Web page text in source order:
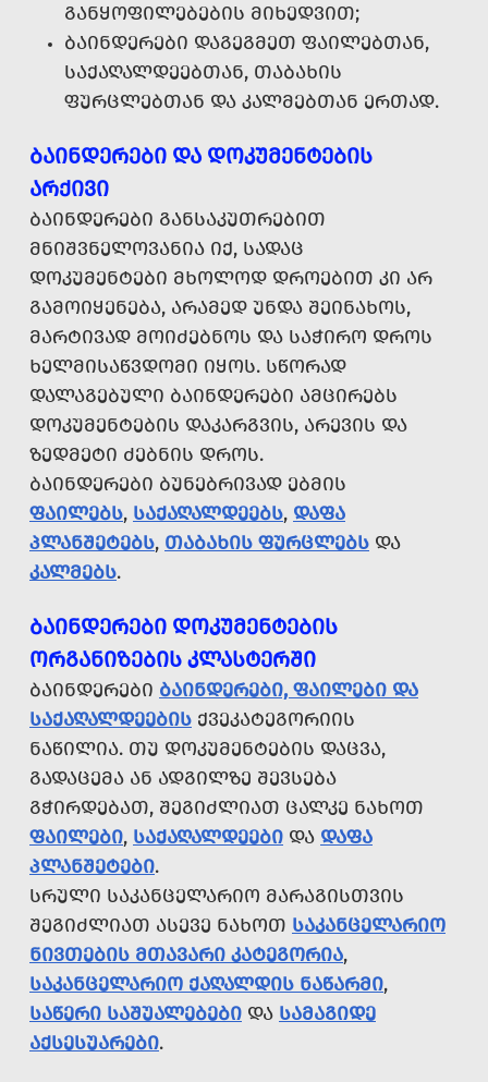
ᲒᲐᲜᲧᲝᲤᲘᲚᲔᲑᲔᲑᲘᲡ ᲛᲘᲮᲔᲓᲕᲘᲗ;
ᲑᲐᲘᲜᲓᲔᲠᲔᲑᲘ ᲓᲐᲒᲔᲒᲛᲔᲗ ᲤᲐᲘᲚᲔᲑᲗᲐᲜ,
ᲡᲐᲥᲐᲦᲐᲚᲓᲔᲔᲑᲗᲐᲜ, ᲗᲐᲑᲐᲮᲘᲡ
ᲤᲣᲠᲪᲚᲔᲑᲗᲐᲜ ᲓᲐ ᲙᲐᲚᲛᲔᲑᲗᲐᲜ ᲔᲠᲗᲐᲓ.
ᲑᲐᲘᲜᲓᲔᲠᲔᲑᲘ ᲓᲐ ᲓᲝᲙᲣᲛᲔᲜᲢᲔᲑᲘᲡ
ᲐᲠᲥᲘᲕᲘ
ᲑᲐᲘᲜᲓᲔᲠᲔᲑᲘ ᲒᲐᲜᲡᲐᲙᲣᲗᲠᲔᲑᲘᲗ
ᲛᲜᲘᲨᲕᲜᲔᲚᲝᲕᲐᲜᲘᲐ ᲘᲥ, ᲡᲐᲓᲐᲪ
ᲓᲝᲙᲣᲛᲔᲜᲢᲔᲑᲘ ᲛᲮᲝᲚᲝᲓ ᲓᲠᲝᲔᲑᲘᲗ ᲙᲘ ᲐᲠ
ᲒᲐᲛᲝᲘᲧᲔᲜᲔᲑᲐ, ᲐᲠᲐᲛᲔᲓ ᲣᲜᲓᲐ ᲨᲔᲘᲜᲐᲮᲝᲡ,
ᲛᲐᲠᲢᲘᲕᲐᲓ ᲛᲝᲘᲫᲔᲑᲜᲝᲡ ᲓᲐ ᲡᲐᲭᲘᲠᲝ ᲓᲠᲝᲡ
ᲮᲔᲚᲛᲘᲡᲐᲬᲕᲓᲝᲛᲘ ᲘᲧᲝᲡ. ᲡᲬᲝᲠᲐᲓ
ᲓᲐᲚᲐᲒᲔᲑᲣᲚᲘ ᲑᲐᲘᲜᲓᲔᲠᲔᲑᲘ ᲐᲛᲪᲘᲠᲔᲑᲡ
ᲓᲝᲙᲣᲛᲔᲜᲢᲔᲑᲘᲡ ᲓᲐᲙᲐᲠᲒᲕᲘᲡ, ᲐᲠᲔᲕᲘᲡ ᲓᲐ
ᲖᲔᲓᲛᲔᲢᲘ ᲫᲔᲑᲜᲘᲡ ᲓᲠᲝᲡ.
ᲑᲐᲘᲜᲓᲔᲠᲔᲑᲘ ᲑᲣᲜᲔᲑᲠᲘᲕᲐᲓ ᲔᲑᲛᲘᲡ
ᲤᲐᲘᲚᲔᲑᲡ, ᲡᲐᲥᲐᲦᲐᲚᲓᲔᲔᲑᲡ, ᲓᲐᲤᲐ
ᲞᲚᲐᲜᲨᲔᲢᲔᲑᲡ, ᲗᲐᲑᲐᲮᲘᲡ ᲤᲣᲠᲪᲚᲔᲑᲡ ᲓᲐ
ᲙᲐᲚᲛᲔᲑᲡ.
ᲑᲐᲘᲜᲓᲔᲠᲔᲑᲘ ᲓᲝᲙᲣᲛᲔᲜᲢᲔᲑᲘᲡ
ᲝᲠᲒᲐᲜᲘᲖᲔᲑᲘᲡ ᲙᲚᲐᲡᲢᲔᲠᲨᲘ
ᲑᲐᲘᲜᲓᲔᲠᲔᲑᲘ ᲑᲐᲘᲜᲓᲔᲠᲔᲑᲘ, ᲤᲐᲘᲚᲔᲑᲘ ᲓᲐ
ᲡᲐᲥᲐᲦᲐᲚᲓᲔᲔᲑᲘᲡ ᲥᲕᲔᲙᲐᲢᲔᲒᲝᲠᲘᲘᲡ
ᲜᲐᲬᲘᲚᲘᲐ. ᲗᲣ ᲓᲝᲙᲣᲛᲔᲜᲢᲔᲑᲘᲡ ᲓᲐᲪᲕᲐ,
ᲒᲐᲓᲐᲪᲔᲛᲐ ᲐᲜ ᲐᲓᲒᲘᲚᲖᲔ ᲨᲔᲕᲡᲔᲑᲐ
ᲒᲭᲘᲠᲓᲔᲑᲐᲗ, ᲨᲔᲒᲘᲫᲚᲘᲐᲗ ᲪᲐᲚᲙᲔ ᲜᲐᲮᲝᲗ
ᲤᲐᲘᲚᲔᲑᲘ, ᲡᲐᲥᲐᲦᲐᲚᲓᲔᲔᲑᲘ ᲓᲐ ᲓᲐᲤᲐ
ᲞᲚᲐᲜᲨᲔᲢᲔᲑᲘ.
ᲡᲠᲣᲚᲘ ᲡᲐᲙᲐᲜᲪᲔᲚᲐᲠᲘᲝ ᲛᲐᲠᲐᲒᲘᲡᲗᲕᲘᲡ
ᲨᲔᲒᲘᲫᲚᲘᲐᲗ ᲐᲡᲔᲕᲔ ᲜᲐᲮᲝᲗ ᲡᲐᲙᲐᲜᲪᲔᲚᲐᲠᲘᲝ
ᲜᲘᲕᲗᲔᲑᲘᲡ ᲛᲗᲐᲕᲐᲠᲘ ᲙᲐᲢᲔᲒᲝᲠᲘᲐ,
ᲡᲐᲙᲐᲜᲪᲔᲚᲐᲠᲘᲝ ᲥᲐᲦᲐᲚᲓᲘᲡ ᲜᲐᲬᲐᲠᲛᲘ,
ᲡᲐᲬᲔᲠᲘ ᲡᲐᲨᲣᲐᲚᲔᲑᲔᲑᲘ ᲓᲐ ᲡᲐᲛᲐᲒᲘᲓᲔ
ᲐᲥᲡᲔᲡᲣᲐᲠᲔᲑᲘ.